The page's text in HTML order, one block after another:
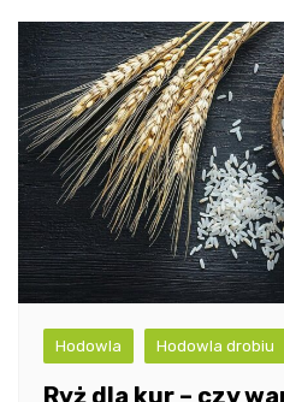
Hodowla Hodowla drobiu